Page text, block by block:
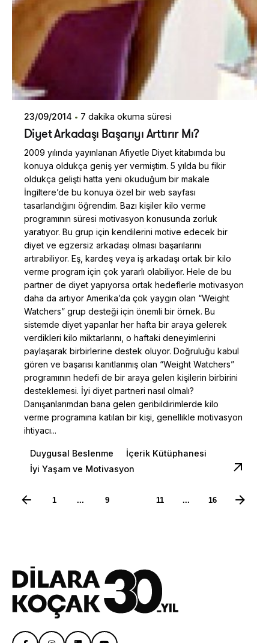
23/09/2014 7 dakika okuma süresi
Diyet Arkadaşı Başarıyı Arttırır Mı?
2009 yılında yayınlanan Afiyetle Diyet kitabımda bu
konuya oldukça geniş yer vermiştim. 5 yılda bu fikir
oldukça gelişti hatta yeni okuduğum bir makale
İngiltere’de bu konuya özel bir web sayfası
tasarlandığını öğrendim. Bazı kişiler kilo verme
programının süresi motivasyon konusunda zorluk
yaratıyor. Bu grup için kendilerini motive edecek bir
diyet ve egzersiz arkadaşı olması başarılarını
artırabiliyor. Eş, kardeş veya iş arkadaşı ortak bir kilo
verme program için çok yararlı olabiliyor. Hele de bu
partner de diyet yapıyorsa ortak hedeflerle motivasyon
daha da artıyor Amerika’da çok yaygın olan “Weight
Watchers” grup desteği için önemli bir örnek. Bu
sistemde diyet yapanlar her hafta bir araya gelerek
verdikleri kilo miktarlarını, o haftaki deneyimlerini
paylaşarak birbirlerine destek oluyor. Doğruluğu kabul
gören ve başarısı kanıtlanmış olan “Weight Watchers”
programının hedefi de bir araya gelen kişilerin birbirini
desteklemesi. İyi diyet partneri nasıl olmalı?
Danışanlarımdan bana gelen geribildirimlerde kilo
verme programına katılan bir kişi, genellikle motivasyon
ihtiyacı...
Duygusal Beslenme
İçerik Kütüphanesi
İyi Yaşam ve Motivasyon
1 ... 9 11 ... 16